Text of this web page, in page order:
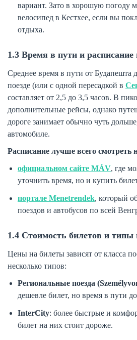
вариант. Зато в хорошую погоду
велосипед в Кестхее, если вы
отдыха.
1.3 Время в пути и расписание
Среднее время в пути от Будапешта
поезде (или с одной пересадкой в
составляет от 2,5 до 3,5 часов. В
дополнительные рейсы, однако
дороге занимает обычно чуть
автомобиле.
Расписание лучше всего смотреть
официальном сайте MÁV, где
уточнить время, но и купить
портале Menetrendek, который
поездов и автобусов по всей
1.4 Стоимость билетов и типы
Цены на билеты зависят от класса
несколько типов:
Региональные поезда
дешевле билет, но время в пути
InterCity: более быстрые и
билет на них стоит дороже.